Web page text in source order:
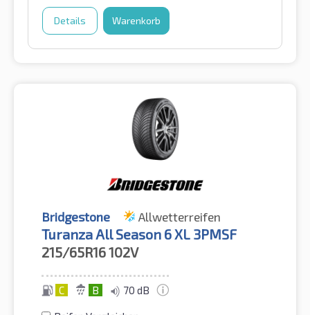
Details Warenkorb
Bridgestone Allwetterreifen
Turanza All Season 6 XL 3PMSF
215/65R16102V
C B 70 dB